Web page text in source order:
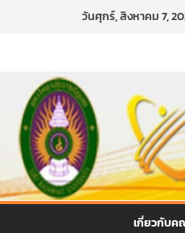
วันศุกร์, สิงหาคม 7,
เกี่ยวกับค